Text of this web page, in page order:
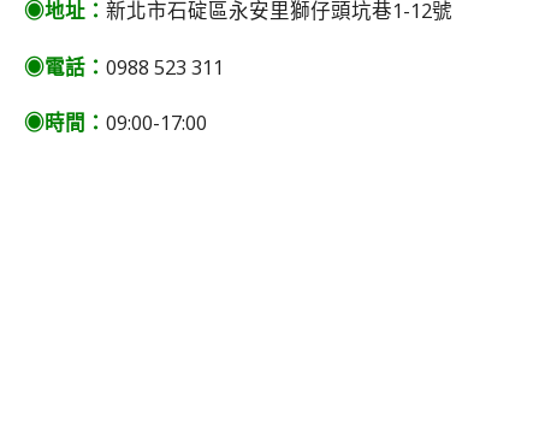
◉地址： 新北市石碇區永安里獅仔頭坑巷1-12號
◉電話： 0988 523 311
◉時間： 09:00-17:00